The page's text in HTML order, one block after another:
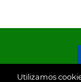
Utilizamos